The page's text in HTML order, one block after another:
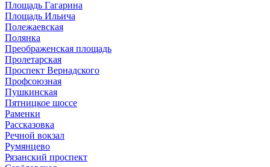
Площадь Гагарина
Площадь Ильича
Полежаевская
Полянка
Преображенская площадь
Пролетарская
Проспект Вернадского
Профсоюзная
Пушкинская
Пятницкое шоссе
Раменки
Рассказовка
Речной вокзал
Румянцево
Рязанский проспект